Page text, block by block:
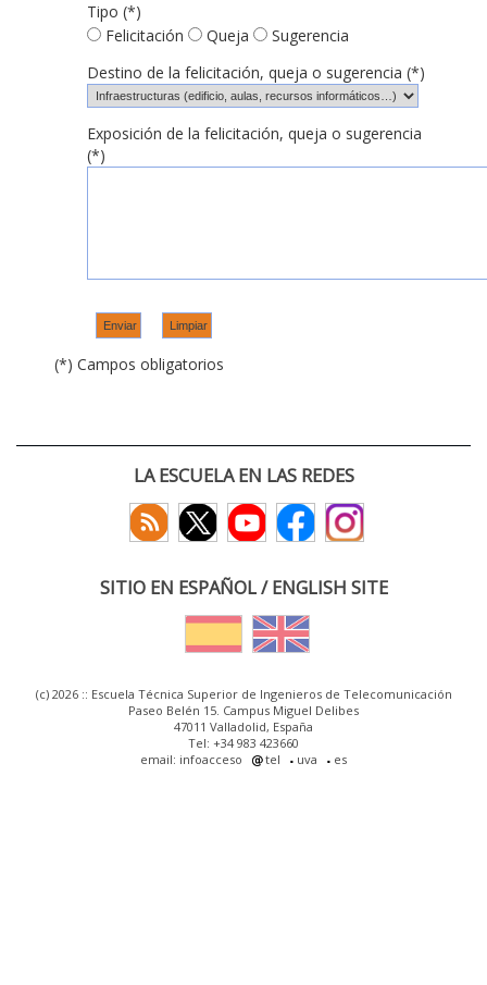
Tipo (*)
Felicitación
Queja
Sugerencia
Destino de la felicitación, queja o sugerencia (*)
Exposición de la felicitación, queja o sugerencia
(*)
(*) Campos obligatorios
LA ESCUELA EN LAS REDES
SITIO EN ESPAÑOL / ENGLISH SITE
(c) 2026 :: Escuela Técnica Superior de Ingenieros de Telecomunicación
Paseo Belén 15. Campus Miguel Delibes
47011 Valladolid, España
Tel: +34 983 423660
email: infoacceso
tel uva es